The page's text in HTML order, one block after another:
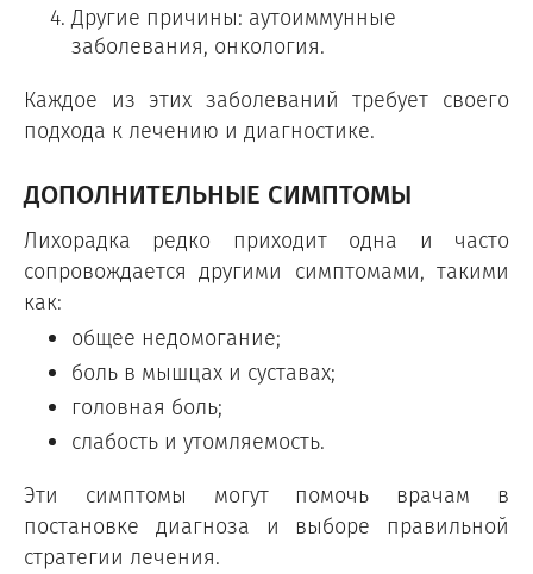
Другие причины: аутоиммунные
заболевания, онкология.
Каждое из этих заболеваний требует своего
подхода к лечению и диагностике.
ДОПОЛНИТЕЛЬНЫЕ СИМПТОМЫ
Лихорадка редко приходит одна и часто
сопровождается другими симптомами, такими
как:
общее недомогание;
боль в мышцах и суставах;
головная боль;
слабость и утомляемость.
Эти симптомы могут помочь врачам в
постановке диагноза и выборе правильной
стратегии лечения.